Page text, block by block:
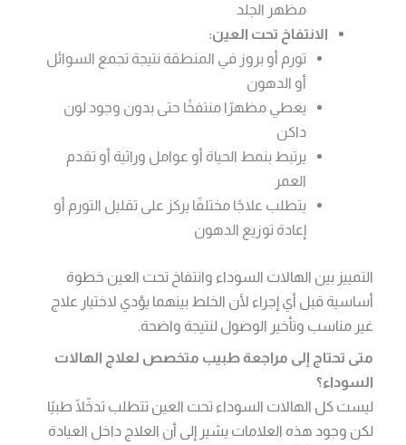
مظهر الجلد
الانتفاخ تحت العين:
تورم أو بروز في المنطقة نتيجة تجمع السوائل
أو الدهون
يعطي مظهرًا منتفخًا حتى بدون وجود لون
داكن
يرتبط بنمط الحياة أو عوامل وراثية أو تقدم
العمر
يتطلب علاجًا مختلفًا يركز على تقليل التورم أو
إعادة توزيع الدهون
التمييز بين الهالات السوداء وانتفاخ تحت العين خطوة
أساسية قبل أي إجراء لأن الخلط بينهما يؤدي لاختيار علاج
غير مناسب وتأخير الوصول لنتيجة واضحة.
متى تحتاج إلى مراجعة طبيب متخصص لعلاج الهالات
السوداء؟
ليست كل الهالات السوداء تحت العين تتطلب تدخّلًا طبيًا
لكن وجود هذه العلامات يشير إلى أن العلاج داخل العيادة